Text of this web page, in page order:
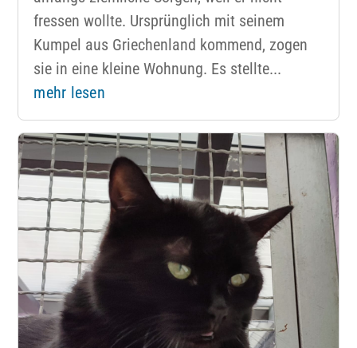
fressen wollte. Ursprünglich mit seinem
Kumpel aus Griechenland kommend, zogen
sie in eine kleine Wohnung. Es stellte...
mehr lesen